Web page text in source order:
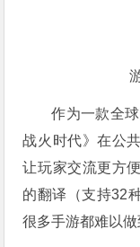
作为一款全
战火时代》在公
让玩家交流更方
的翻译（支持32
很多手游都难以做